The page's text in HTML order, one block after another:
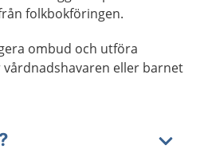
folkbokföringen.
ombud och utföra
eller barnet